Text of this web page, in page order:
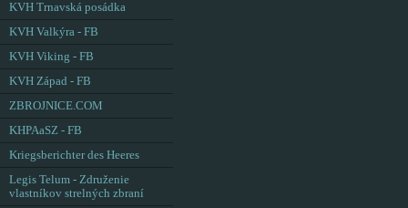
KVH Trnavská posádka
KVH Valkýra - FB
KVH Viking - FB
KVH Západ - FB
ZBROJNICE.COM
KHPAaSZ - FB
Kriegsberichter des Heeres
Legis Telum - Združenie
vlastníkov strelných zbraní